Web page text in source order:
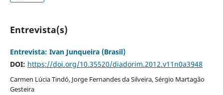
Entrevista(s)
Entrevista: Ivan Junqueira (Brasil)
DOI: https://doi.org/10.35520/diadorim.2012.v11n0a3948
Carmen Lúcia Tindó, Jorge Fernandes da Silveira, Sérgio Martagão
Gesteira